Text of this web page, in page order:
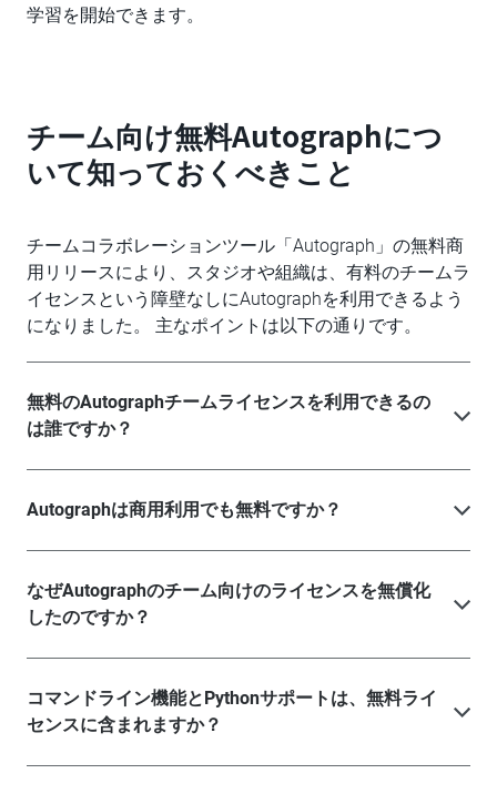
学習を開始できます。
チーム向け無料Autographにつ
いて知っておくべきこと
チームコラボレーションツール「Autograph」の無料商
用リリースにより、スタジオや組織は、有料のチームラ
イセンスという障壁なしにAutographを利用できるよう
になりました。 主なポイントは以下の通りです。
無料のAutographチームライセンスを利用できるの
は誰ですか？
Autographは商用利用でも無料ですか？
なぜAutographのチーム向けのライセンスを無償化
したのですか？
コマンドライン機能とPythonサポートは、無料ライ
センスに含まれますか？